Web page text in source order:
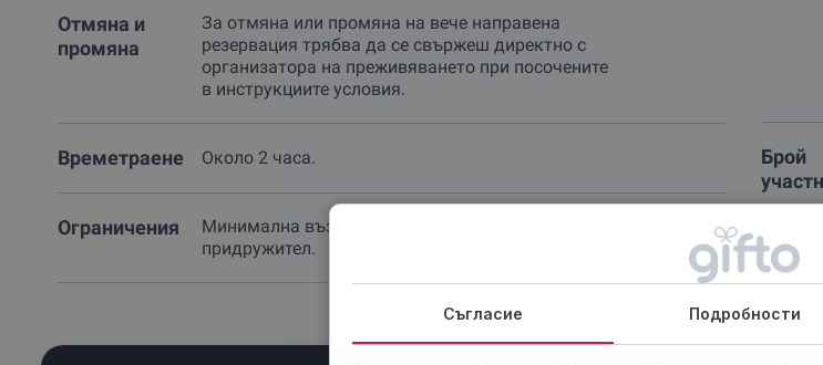
Отмяна и
промяна
За отмяна или промяна на вече направена
резервация трябва да се свържеш директно с
организатора на преживяването при посочените
в инструкциите условия.
Времетраене Около 2 часа.
Ограничения
Минимална възраст - 8 г. Децата задължително с
придружител.
Брой
Съгласие Подробности